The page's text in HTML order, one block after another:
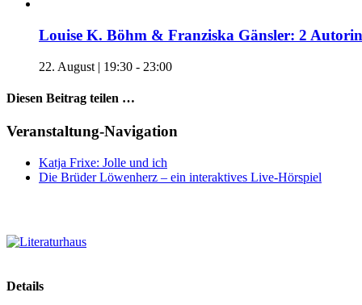
Louise K. Böhm & Franziska Gänsler: 2
22. August | 19:30 - 23:00
Diesen Beitrag teilen …
Facebook
X
WhatsApp
Pinterest
E-
Veranstaltung-Navigation
Katja Frixe: Jolle und ich
Die Brüder Löwenherz – ein interaktives Live-Hörspiel
Details